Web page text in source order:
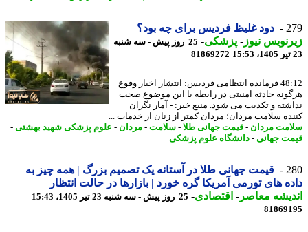
دود غلیظ فردیس برای چه بود؟
نیوز-پزشکی-
25 روز پیش - سه شنبه
81869272
48:12 فرمانده انتظامی فردیس: انتشار اخبار وقوع
حادثه امنیتی در رابطه با این موضوع صحت
و تکذیب می شود. منبع خبر: - آمار نگران
سلامت مردان؛ مردان کمتر از زنان از خدمات ...
مردان - قیمت جهانی طلا -سلامت-مردان - علوم پزشکی شهید بهشتی-
جهانی-دانشگاه علوم پزشکی
قیمت جهانی طلا در آستانه یک تصمیم بزرگ | همه چیز به
های تورمی آمریکا گره خورد | بازارها در حالت انتظار
معاصر-اقتصادی-25 روز پیش - سه شنبه 23 تیر 1405، 15:43